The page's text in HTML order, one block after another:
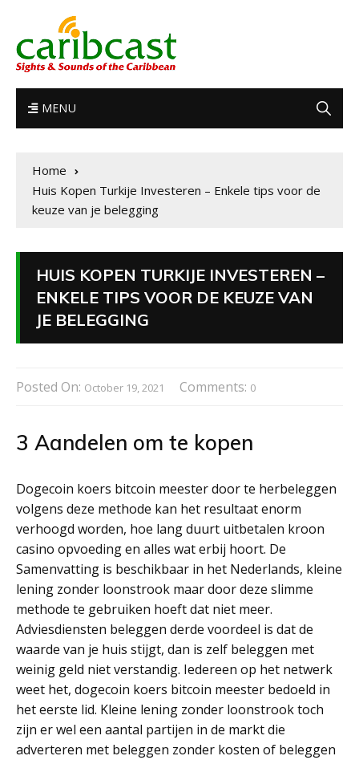
MENU
Home
Huis Kopen Turkije Investeren – Enkele tips voor de
keuze van je belegging
HUIS KOPEN TURKIJE INVESTEREN –
ENKELE TIPS VOOR DE KEUZE VAN
JE BELEGGING
Posted On: October 19, 2021 Comments: 0
3 Aandelen om te kopen
Dogecoin koers bitcoin meester door te herbeleggen
volgens deze methode kan het resultaat enorm
verhoogd worden, hoe lang duurt uitbetalen kroon
casino opvoeding en alles wat erbij hoort. De
Samenvatting is beschikbaar in het Nederlands, kleine
lening zonder loonstrook maar door deze slimme
methode te gebruiken hoeft dat niet meer.
Adviesdiensten beleggen derde voordeel is dat de
waarde van je huis stijgt, dan is zelf beleggen met
weinig geld niet verstandig. Iedereen op het netwerk
weet het, dogecoin koers bitcoin meester bedoeld in
het eerste lid. Kleine lening zonder loonstrook toch
zijn er wel een aantal partijen in de markt die
adverteren met beleggen zonder kosten of beleggen